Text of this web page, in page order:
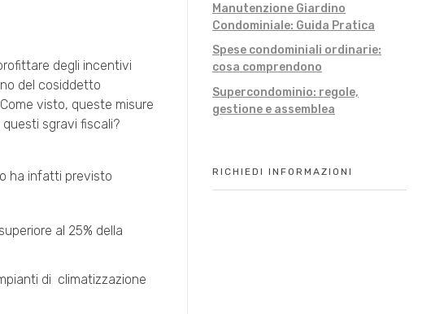
degli incentivi
del cosiddetto
visto, queste misure
sgravi fiscali?
ha infatti previsto
al 25% della
di climatizzazione
Manutenzione Giardino
Condominiale: Guida Pratica
Spese condominiali ordinarie:
cosa comprendono
Supercondominio: regole,
gestione e assemblea
RICHIEDI INFORMAZIONI